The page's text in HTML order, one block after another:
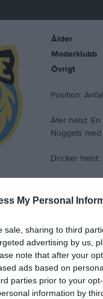
My Personal
sale, sharing to third
advertising by us,
note that after your
ads based on
parties prior to your
information by
Ålder
Moderklubb
Övrigt
Position:
Äter helst:
Nuggets
Dricker helst:
sport. Allt från f1 till
genom tiderna:
just nu: Svårt, skulle